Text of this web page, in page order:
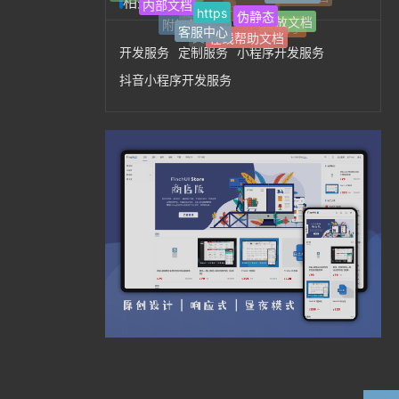
开发服务
定制服务
AI写作助手
文章多选分类
附加分类
开放文档
在线帮助文档
客服中心
伪静态
开发服务 定制服务 小程序开发服务
抖音小程序开发服务